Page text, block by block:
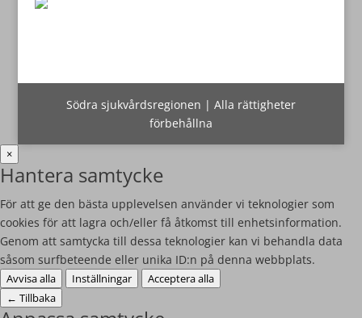
Södra sjukvårdsregionen | Alla rättigheter
förbehållna
×
Hantera samtycke
För att ge den bästa upplevelsen använder vi teknologier som
cookies för att lagra och/eller få åtkomst till enhetsinformation.
Genom att samtycka till dessa teknologier kan vi behandla data
såsom surfbeteende eller unika ID:n på denna webbplats.
Avvisa alla Inställningar
Acceptera alla
← Tillbaka